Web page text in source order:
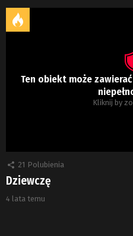
Ten obiekt może
Kliknij by
21 Polubienia
Dziewczę
4 lata temu